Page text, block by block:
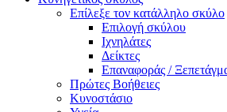
Επίλεξε τον κατάλληλο σκύλο
Επιλογή σκύλου
Ιχνηλάτες
Δείκτες
Επαναφοράς /
Πρώτες Βοήθειες
Κυνοστάσιο